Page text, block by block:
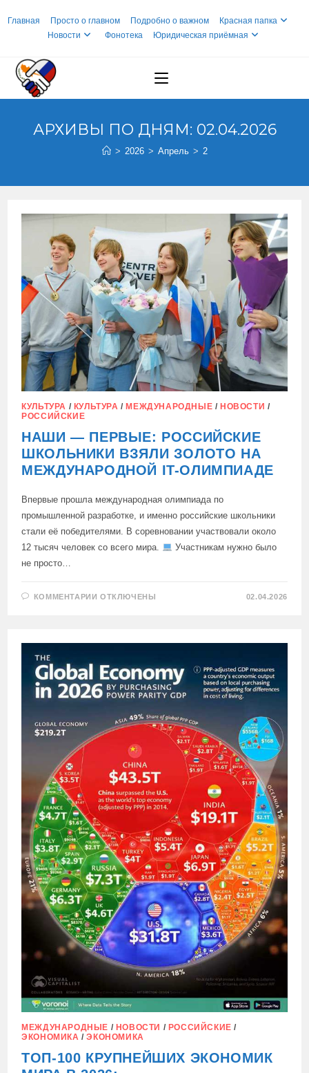
Главная Просто о главном Подробно о важном
Красная папка
Новости
Фонотека Юридическая приёмная
АРХИВЫ ПО ДНЯМ: 02.04.2026
> 2026 > Апрель > 2
КУЛЬТУРА / КУЛЬТУРА / МЕЖДУНАРОДНЫЕ / НОВОСТИ /
РОССИЙСКИЕ
НАШИ — ПЕРВЫЕ: РОССИЙСКИЕ
ШКОЛЬНИКИ ВЗЯЛИ ЗОЛОТО НА
МЕЖДУНАРОДНОЙ IT-ОЛИМПИАДЕ
Впервые прошла международная олимпиада по
промышленной разработке, и именно российские школьники
стали её победителями. В соревновании участвовали около
12 тысяч человек со всего мира.
Участникам нужно было
не просто…
КОММЕНТАРИИ К
РОССИЙСКИЕ
ЗОЛОТО
НА
МЕЖДУНАРОДНОЙ
IT-
ОТКЛЮЧЕНЫ 02.04.2026
МЕЖДУНАРОДНЫЕ / НОВОСТИ / РОССИЙСКИЕ /
ЭКОНОМИКА /ЭКОНОМИКА
ТОП-100 КРУПНЕЙШИХ ЭКОНОМИК